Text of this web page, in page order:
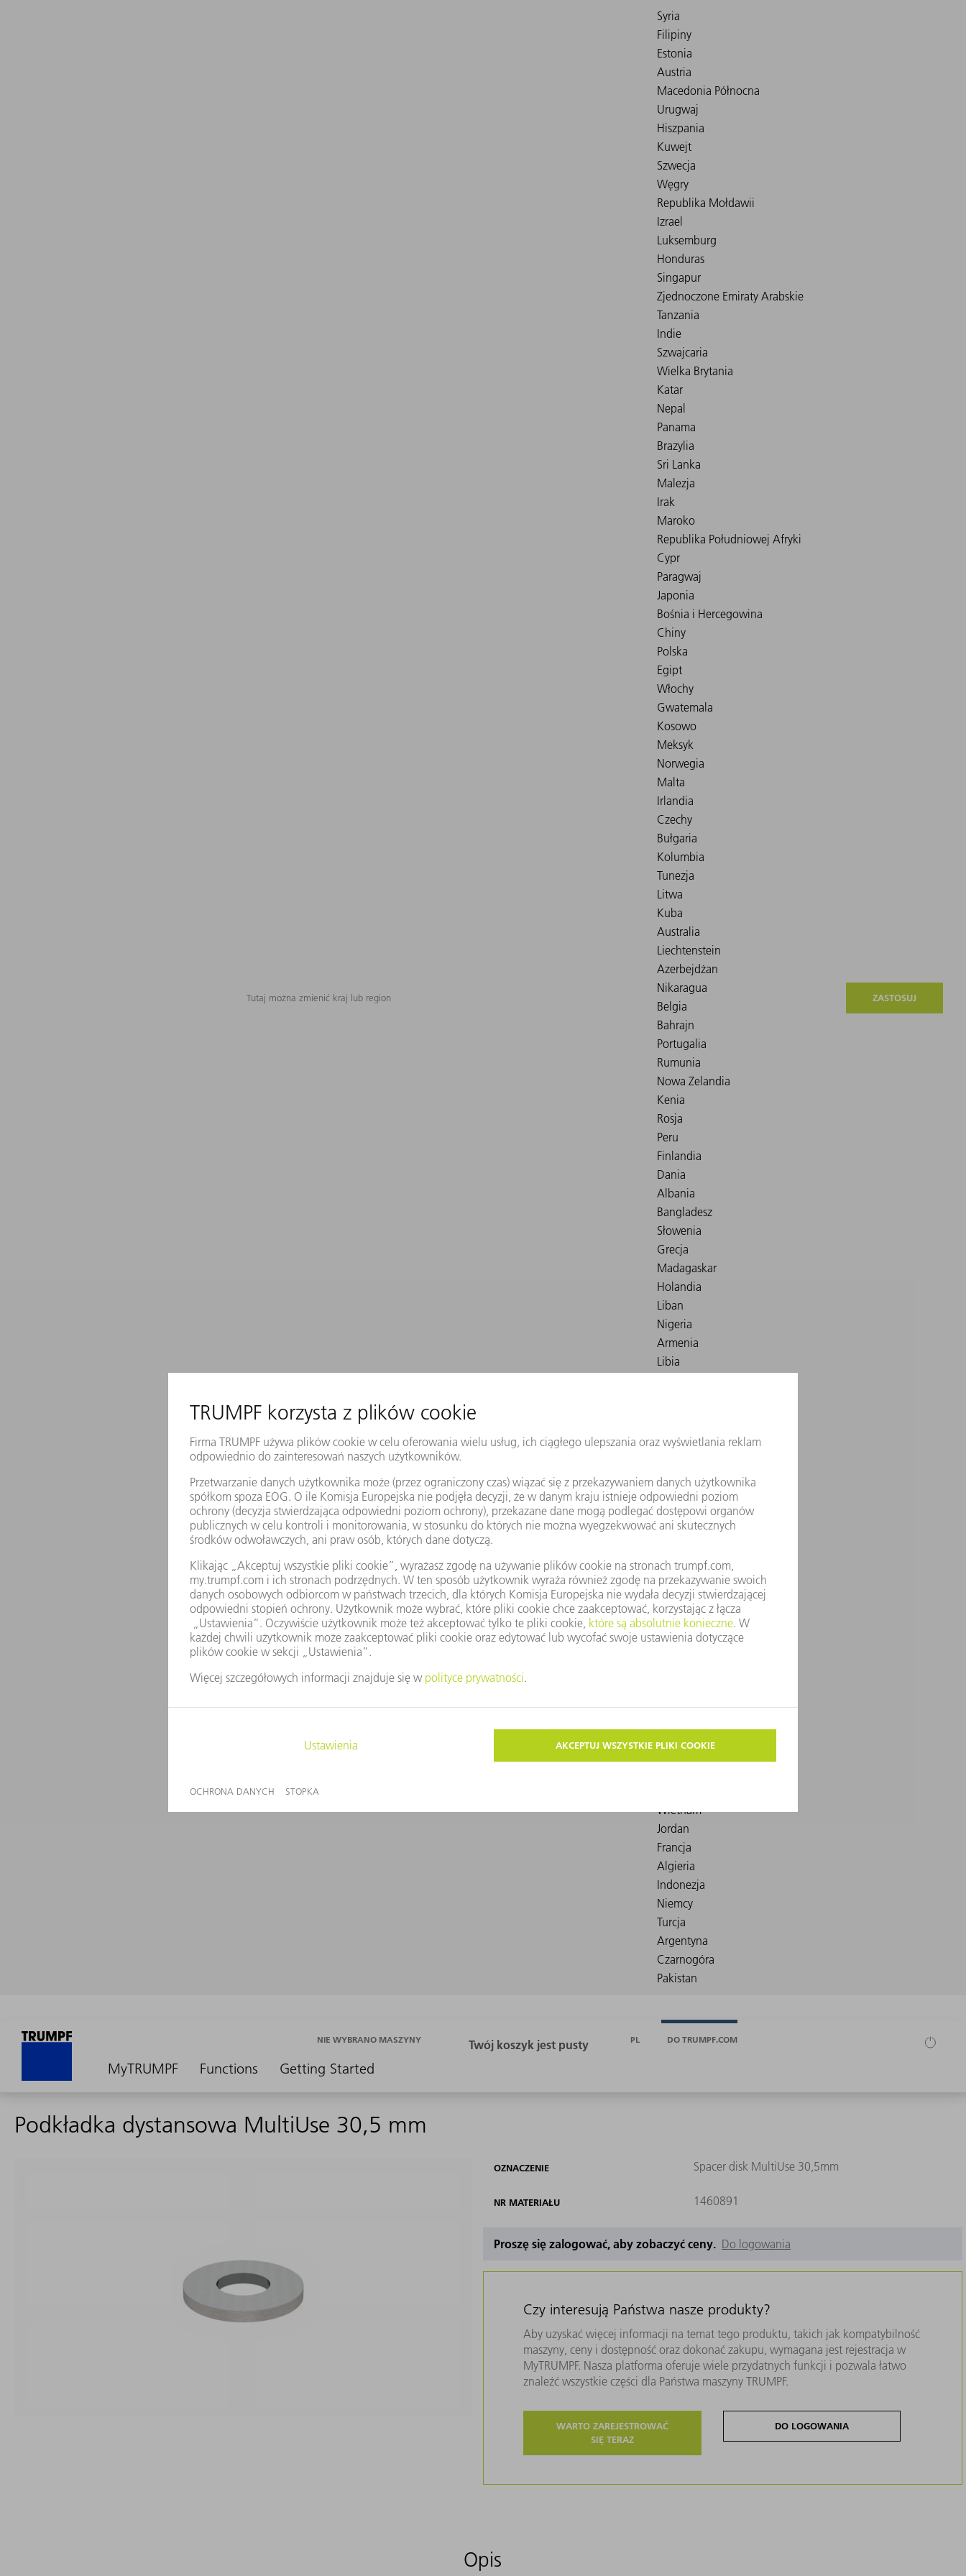
Tutaj można zmienić kraj lub region ZASTOSUJ
MyTRUMPF Functions Getting Started
NIE WYBRANO MASZYNY PL DO TRUMPF.COM
Podkładka dystansowa MultiUse 30,5 mm
OZNACZENIE Spacer disk MultiUse 30,5mm
NR MATERIAŁU 1460891
Proszę się zalogować, aby zobaczyć ceny. Do logowania
Czy interesują Państwa nasze produkty?
Aby uzyskać więcej informacji na temat tego produktu, takich jak kompatybilność
maszyny, ceny i dostępność oraz dokonać zakupu, wymagana jest rejestracja w
MyTRUMPF. Nasza platforma oferuje wiele przydatnych funkcji i pozwala łatwo
znaleźć wszystkie części dla Państwa maszyny TRUMPF.
WARTO ZAREJESTROWAĆ
SIĘ TERAZ
DO LOGOWANIA
Opis